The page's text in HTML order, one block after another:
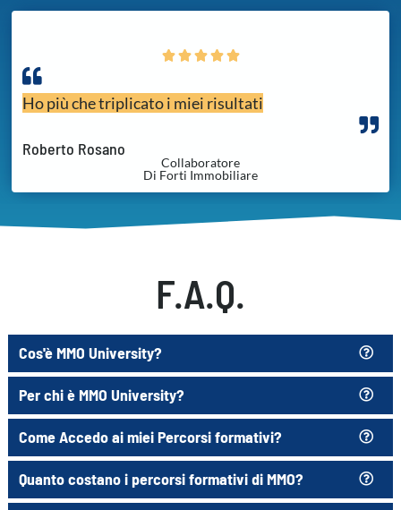
    
Ho più che triplicato i miei risultati
Roberto Rosano
Collaboratore
Di Forti Immobiliare
F.A.Q.
Cos'è MMO University?
Per chi è MMO University?
Come Accedo ai miei Percorsi formativi?
Quanto costano i percorsi formativi di MMO?